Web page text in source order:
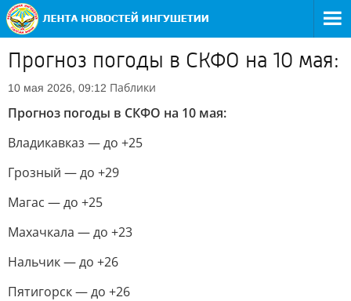
Прогноз погоды в СКФО на 10 мая:
10 мая 2026, 09:12 Паблики
Прогноз погоды в СКФО на 10 мая:
Владикавказ — до +25
Грозный — до +29
Магас — до +25
Махачкала — до +23
Нальчик — до +26
Пятигорск — до +26